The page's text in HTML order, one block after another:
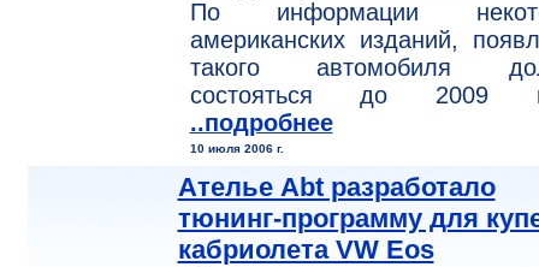
По информации
американских изданий,
такого автомобиля
состояться до 2009
..подробнее
10 июля 2006 г.
Ателье Abt разработало
тюнинг-программу для
кабриолета VW Eos